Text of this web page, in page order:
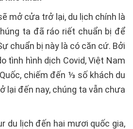
mở cửa trở lại, du lịch chính là
ta đã ráo riết chuẩn bị để
chuẩn bị này là có căn cứ. Bởi
tình hình dịch Covid, Việt Nam
chiếm đến ⅓ số khách du
lại đến nay, chúng ta vẫn chưa
du lịch đến hai mươi quốc gia,